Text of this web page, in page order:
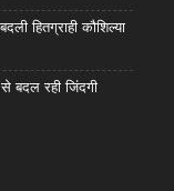
हितग्राही कौशिल्या
बदल रही जिंदगी